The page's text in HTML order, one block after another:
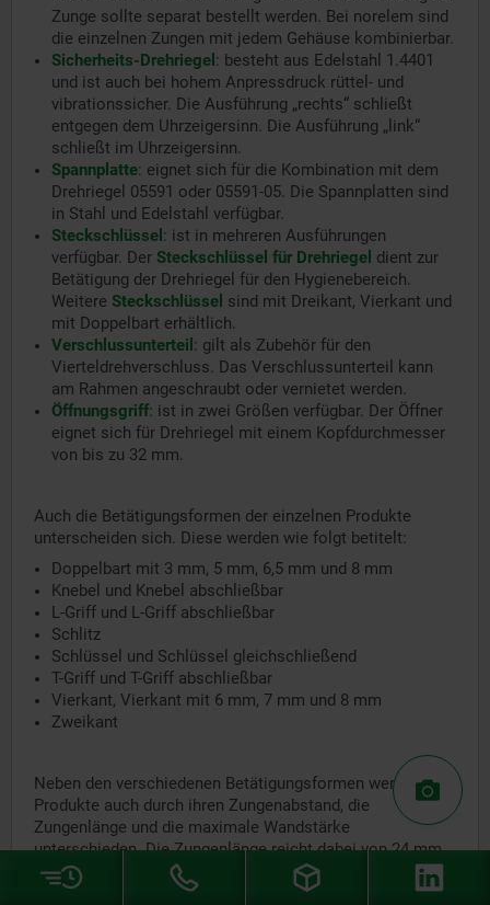
Zunge sollte separat bestellt werden. Bei norelem sind
die einzelnen Zungen mit jedem Gehäuse kombinierbar.
Sicherheits-Drehriegel : besteht aus Edelstahl 1.4401
und ist auch bei hohem Anpressdruck rüttel- und
vibrationssicher. Die Ausführung „rechts“ schließt
entgegen dem Uhrzeigersinn. Die Ausführung „link“
schließt im Uhrzeigersinn.
Spannplatte: eignet sich für die Kombination mit dem
Drehriegel 05591 oder 05591-05. Die Spannplatten sind
in Stahl und Edelstahl verfügbar.
Steckschlüssel : ist in mehreren Ausführungen
verfügbar. Der Steckschlüssel für Drehriegel dient zur
Betätigung der Drehriegel für den Hygienebereich.
Weitere Steckschlüssel sind mit Dreikant, Vierkant und
mit Doppelbart erhältlich.
Verschlussunterteil : gilt als Zubehör für den
Vierteldrehverschluss. Das Verschlussunterteil kann
am Rahmen angeschraubt oder vernietet werden.
Öffnungsgriff: ist in zwei Größen verfügbar. Der Öffner
eignet sich für Drehriegel mit einem Kopfdurchmesser
von bis zu 32 mm.
Auch die Betätigungsformen der einzelnen Produkte
unterscheiden sich. Diese werden wie folgt betitelt:
Doppelbart mit 3 mm, 5 mm, 6,5 mm und 8 mm
Knebel und Knebel abschließbar
L-Griff und L-Griff abschließbar
Schlitz
Schlüssel und Schlüssel gleichschließend
T-Griff und T-Griff abschließbar
Vierkant, Vierkant mit 6 mm, 7 mm und 8 mm
Zweikant
Neben den verschiedenen Betätigungsformen werden die
Produkte auch durch ihren Zungenabstand, die
Zungenlänge und die maximale Wandstärke
unterschieden. Die Zungenlänge reicht dabei von 24 mm
über 35 mm bis hin zu 45 mm.